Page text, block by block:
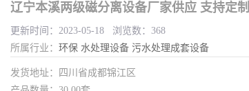
辽宁本溪两级磁分离设备厂家供应 支持定制
更新时间：2023-05-18 浏览数：368
所属行业： 环保 水处理设备 污水处理成套设备
发货地址：四川省成都锦江区